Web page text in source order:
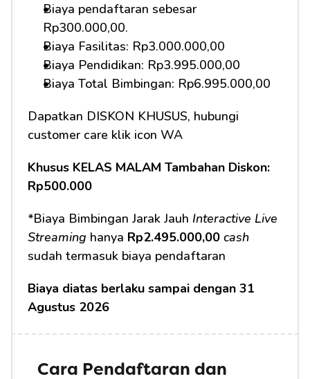
Biaya pendaftaran sebesar
Rp300.000,00.
Biaya Fasilitas: Rp3.000.000,00
Biaya Pendidikan: Rp3.995.000,00
Biaya Total Bimbingan: Rp6.995.000,00
Dapatkan DISKON KHUSUS, hubungi
customer care klik icon WA
Khusus KELAS MALAM Tambahan Diskon:
Rp500.000
*Biaya Bimbingan Jarak Jauh Interactive Live
Streaming hanya Rp2.495.000,00 cash
sudah termasuk biaya pendaftaran
Biaya diatas berlaku sampai dengan 31
Agustus 2026
Cara Pendaftaran dan